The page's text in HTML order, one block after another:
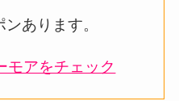
あります。
モアをチェック